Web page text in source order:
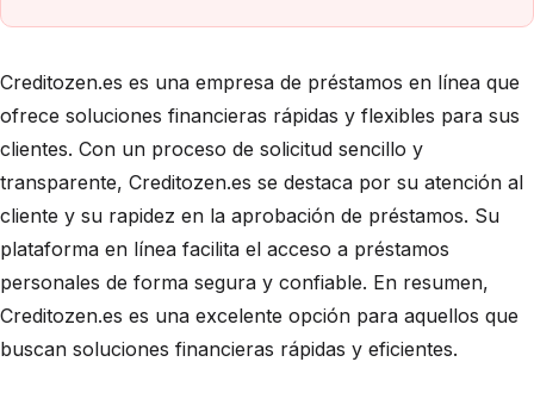
Creditozen.es es una empresa de préstamos en línea que
ofrece soluciones financieras rápidas y flexibles para sus
clientes. Con un proceso de solicitud sencillo y
transparente, Creditozen.es se destaca por su atención al
cliente y su rapidez en la aprobación de préstamos. Su
plataforma en línea facilita el acceso a préstamos
personales de forma segura y confiable. En resumen,
Creditozen.es es una excelente opción para aquellos que
buscan soluciones financieras rápidas y eficientes.